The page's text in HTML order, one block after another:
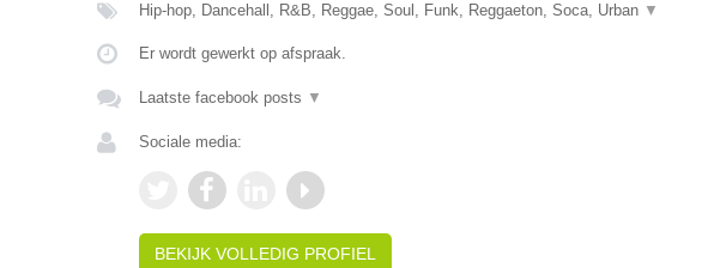
Hip-hop, Dancehall, R&B, Reggae, Soul, Funk, Reggaeton, Soca, Urban ▼
Er wordt gewerkt op afspraak.
Laatste facebook posts ▼
Sociale media:
BEKIJK VOLLEDIG PROFIEL